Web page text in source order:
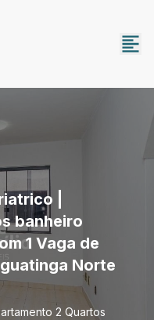
|
banheiro
1 Vaga de
Norte
2 Quartos